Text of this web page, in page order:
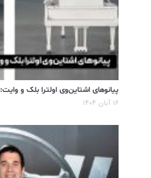
پیانوهای اشتاین‌وی اولترا بلک و
۱۶ آبان ۱۴۰۴